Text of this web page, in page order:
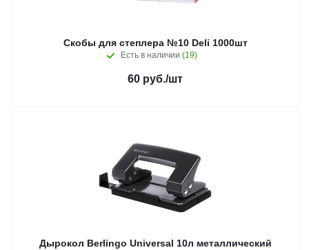
Скобы для степлера №10 Deli 1000шт
Есть в наличии (19)
60 руб./шт
Дырокол Berlingo Universal 10л металлический